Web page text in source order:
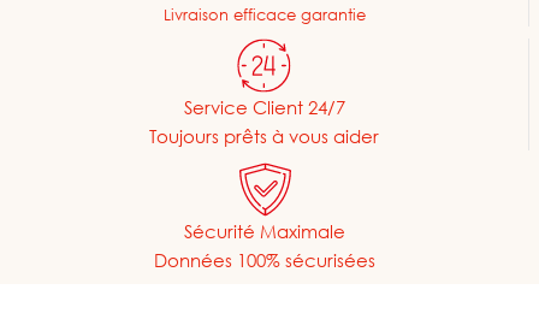
Livraison efficace garantie
Service Client 24/7
Toujours prêts à vous aider
Sécurité Maximale
Données 100% sécurisées